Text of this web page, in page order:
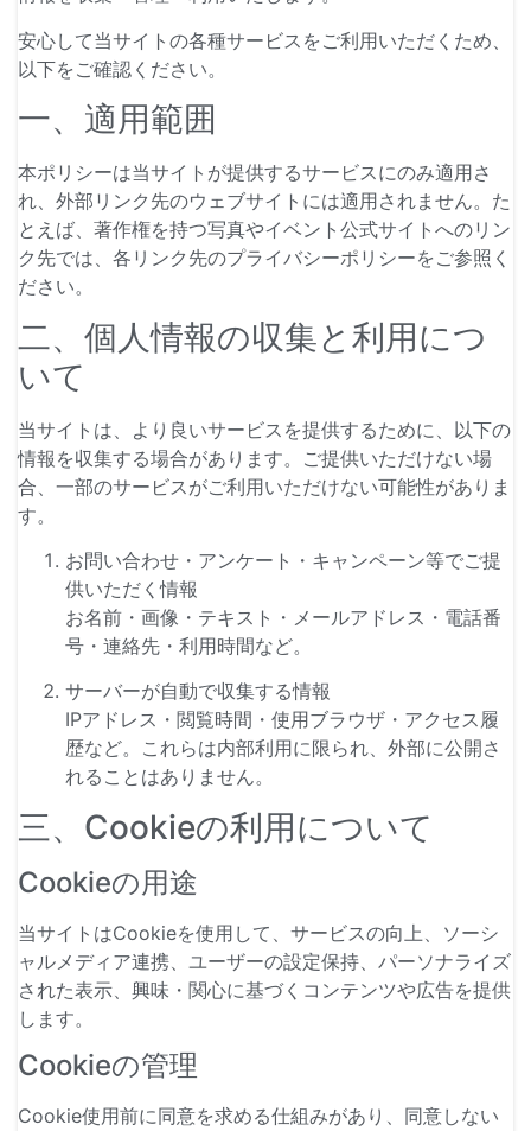
安心して当サイトの各種サービスをご利用いただくため、
以下をご確認ください。
一、適用範囲
本ポリシーは当サイトが提供するサービスにのみ適用さ
れ、外部リンク先のウェブサイトには適用されません。た
とえば、著作権を持つ写真やイベント公式サイトへのリン
ク先では、各リンク先のプライバシーポリシーをご参照く
ださい。
二、個人情報の収集と利用につ
いて
当サイトは、より良いサービスを提供するために、以下の
情報を収集する場合があります。ご提供いただけない場
合、一部のサービスがご利用いただけない可能性がありま
す。
お問い合わせ・アンケート・キャンペーン等でご提
供いただく情報
お名前・画像・テキスト・メールアドレス・電話番
号・連絡先・利用時間など。
サーバーが自動で収集する情報
IPアドレス・閲覧時間・使用ブラウザ・アクセス履
歴など。これらは内部利用に限られ、外部に公開さ
れることはありません。
三、Cookieの利用について
Cookieの用途
当サイトはCookieを使用して、サービスの向上、ソーシ
ャルメディア連携、ユーザーの設定保持、パーソナライズ
された表示、興味・関心に基づくコンテンツや広告を提供
します。
Cookieの管理
Cookie使用前に同意を求める仕組みがあり、同意しない